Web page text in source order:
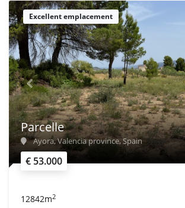
Excellent emplacement
€ 53.000
Parcelle
Ayora, Valencia province, Spain
12842m2